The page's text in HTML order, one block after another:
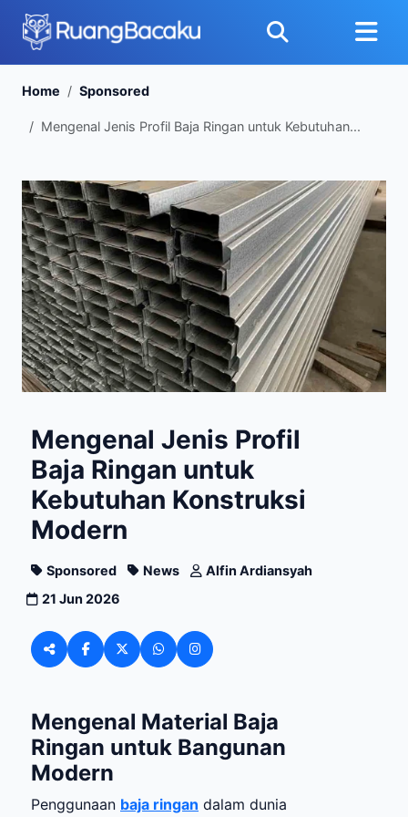
Home Sponsored
Mengenal Jenis Profil Baja Ringan untuk Kebutuhan...
Mengenal Jenis Profil
Baja Ringan untuk
Kebutuhan Konstruksi
Modern
Sponsored News
Alfin Ardiansyah
21 Jun 2026
Mengenal Material Baja
Ringan untuk Bangunan
Modern
Penggunaan baja ringan dalam dunia